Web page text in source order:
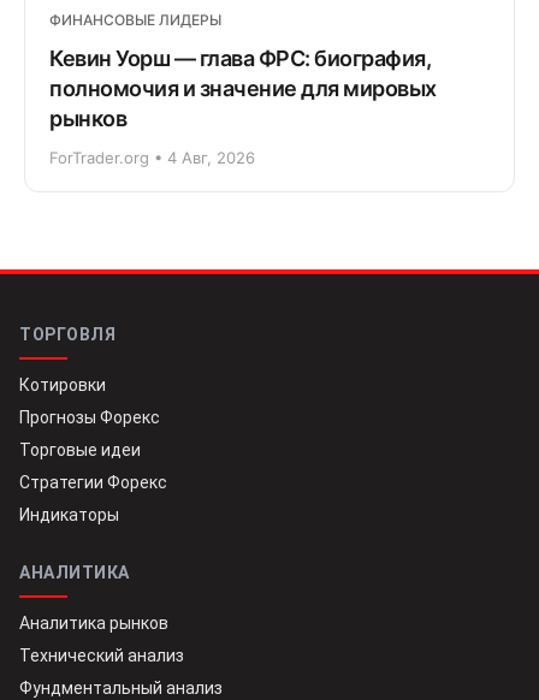
ФИНАНСОВЫЕ ЛИДЕРЫ
Кевин Уорш — глава ФРС: биография,
полномочия и значение для мировых
рынков
ForTrader.org • 4 Авг, 2026
ТОРГОВЛЯ
Котировки
Прогнозы Форекс
Торговые идеи
Стратегии Форекс
Индикаторы
АНАЛИТИКА
Аналитика рынков
Технический анализ
Фундментальный анализ